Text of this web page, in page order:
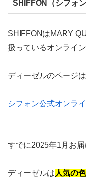
SHIFFON（シフォン
SHIFFONはMARY
扱っているオンライ
ディーゼルのページ
シフォン公式オンラ
すでに2025年1月お届
ディーゼルは 人気の